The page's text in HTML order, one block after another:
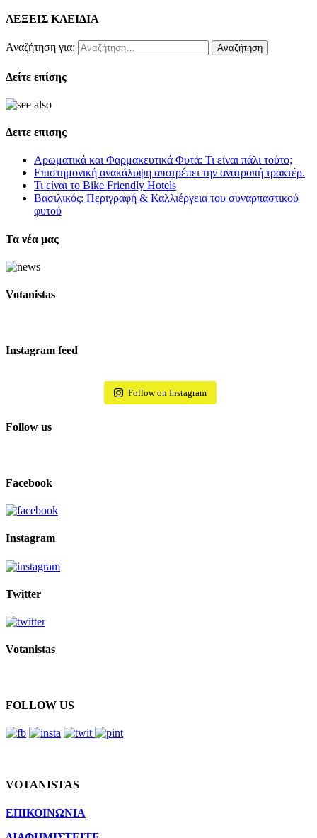
ΛΕΞΕΙΣ ΚΛΕΙΔΙΑ
Αναζήτηση για:
Δείτε επίσης
Δειτε επισης
Αρωματικά και Φαρμακευτικά Φυτά: Τι είναι πάλι τούτο;
Επιστημονική ανακάλυψη αποτρέπει την ανατροπή τρακτέρ.
Τι είναι το Bike Friendly Hotels
Βασιλικός: Περιγραφή & Καλλιέργεια του συναρπαστικού
φυτού
Τα νέα μας
Votanistas
Instagram feed
Follow on Instagram
Follow us
Facebook
Instagram
Twitter
Votanistas
FOLLOW US
VOTANISTAS
ΕΠΙΚΟΙΝΩΝΙΑ